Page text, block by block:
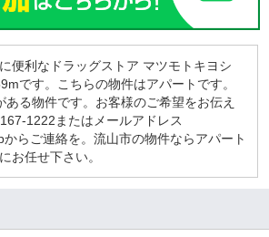
便利なドラッグストア マツモトキヨシ
です。こちらの物件はアパートです。
る物件です。お客様のご希望をお伝え
1222またはメールアドレス
らご連絡を。流山市の物件ならアパート
任せ下さい。